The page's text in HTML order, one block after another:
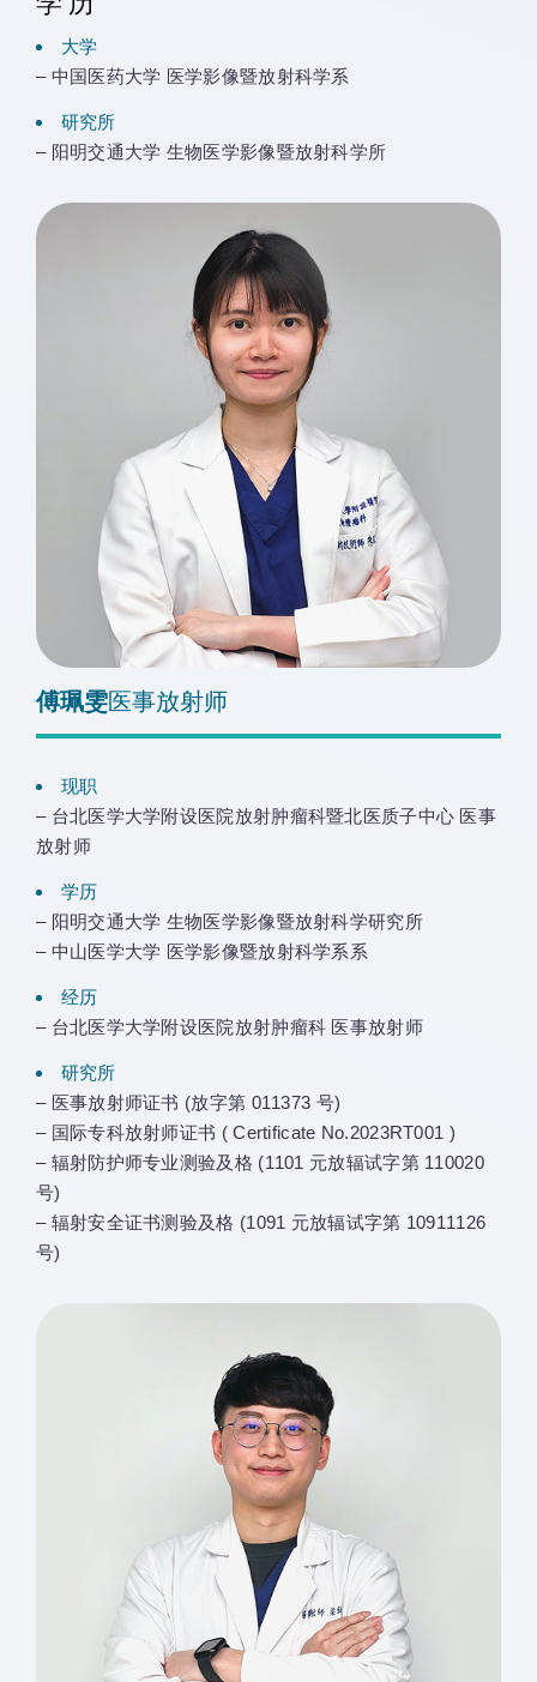
大学
– 中国医药大学 医学影像暨放射科学系
研究所
– 阳明交通大学 生物医学影像暨放射科学所
傅珮雯医事放射师
现职
– 台北医学大学附设医院放射肿瘤科暨北医质子中心 医事
放射师
学历
– 阳明交通大学 生物医学影像暨放射科学研究所
– 中山医学大学 医学影像暨放射科学系系
经历
– 台北医学大学附设医院放射肿瘤科 医事放射师
研究所
– 医事放射师证书 (放字第 011373 号)
– 国际专科放射师证书 ( Certificate No.2023RT001 )
– 辐射防护师专业测验及格 (1101 元放辐试字第 110020
号)
– 辐射安全证书测验及格 (1091 元放辐试字第 10911126
号)